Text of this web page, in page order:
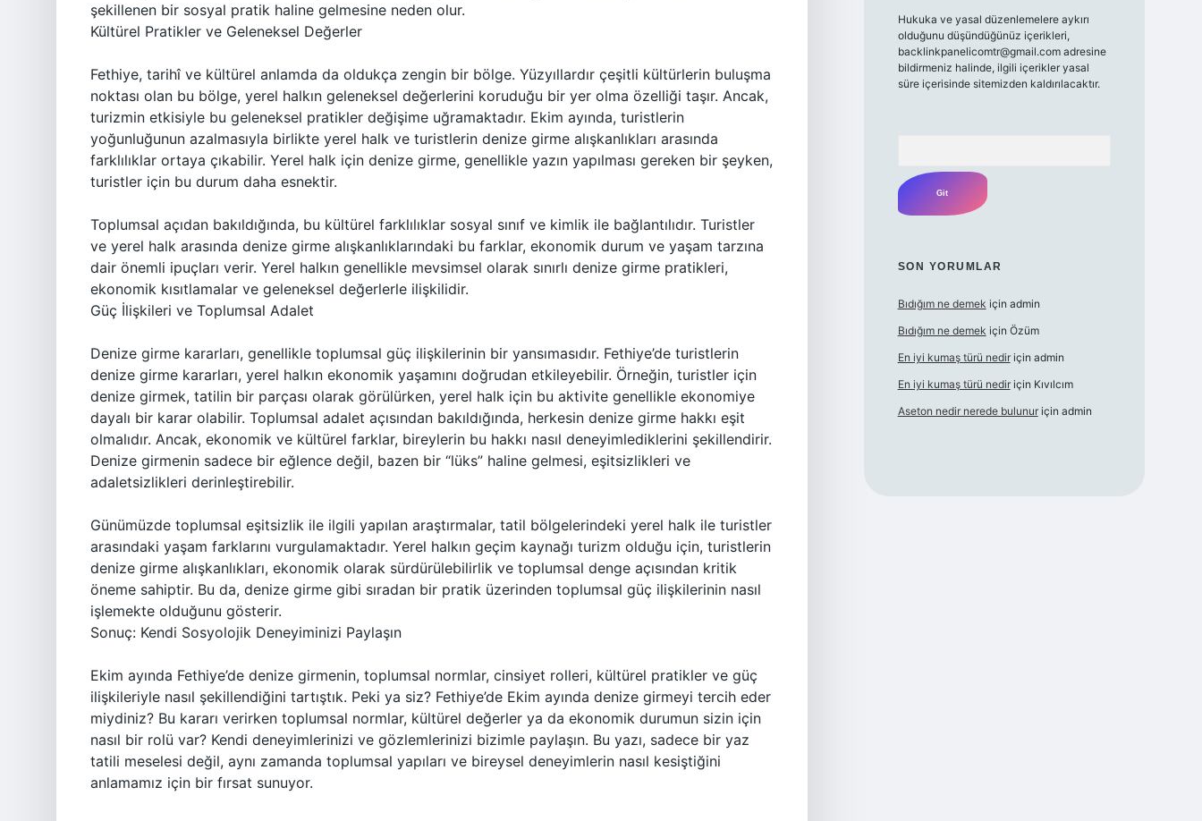
şekillenen bir sosyal pratik haline gelmesine neden olur.
Kültürel Pratikler ve Geleneksel Değerler
Fethiye, tarihî ve kültürel anlamda da oldukça zengin bir bölge. Yüzyıllardır çeşitli kültürlerin buluşma
noktası olan bu bölge, yerel halkın geleneksel değerlerini koruduğu bir yer olma özelliği taşır. Ancak,
turizmin etkisiyle bu geleneksel pratikler değişime uğramaktadır. Ekim ayında, turistlerin
yoğunluğunun azalmasıyla birlikte yerel halk ve turistlerin denize girme alışkanlıkları arasında
farklılıklar ortaya çıkabilir. Yerel halk için denize girme, genellikle yazın yapılması gereken bir şeyken,
turistler için bu durum daha esnektir.
Toplumsal açıdan bakıldığında, bu kültürel farklılıklar sosyal sınıf ve kimlik ile bağlantılıdır. Turistler
ve yerel halk arasında denize girme alışkanlıklarındaki bu farklar, ekonomik durum ve yaşam tarzına
dair önemli ipuçları verir. Yerel halkın genellikle mevsimsel olarak sınırlı denize girme pratikleri,
ekonomik kısıtlamalar ve geleneksel değerlerle ilişkilidir.
Güç İlişkileri ve Toplumsal Adalet
Denize girme kararları, genellikle toplumsal güç ilişkilerinin bir yansımasıdır. Fethiye’de turistlerin
denize girme kararları, yerel halkın ekonomik yaşamını doğrudan etkileyebilir. Örneğin, turistler için
denize girmek, tatilin bir parçası olarak görülürken, yerel halk için bu aktivite genellikle ekonomiye
dayalı bir karar olabilir. Toplumsal adalet açısından bakıldığında, herkesin denize girme hakkı eşit
olmalıdır. Ancak, ekonomik ve kültürel farklar, bireylerin bu hakkı nasıl deneyimlediklerini şekillendirir.
Denize girmenin sadece bir eğlence değil, bazen bir “lüks” haline gelmesi, eşitsizlikleri ve
adaletsizlikleri derinleştirebilir.
Günümüzde toplumsal eşitsizlik ile ilgili yapılan araştırmalar, tatil bölgelerindeki yerel halk ile turistler
arasındaki yaşam farklarını vurgulamaktadır. Yerel halkın geçim kaynağı turizm olduğu için, turistlerin
denize girme alışkanlıkları, ekonomik olarak sürdürülebilirlik ve toplumsal denge açısından kritik
öneme sahiptir. Bu da, denize girme gibi sıradan bir pratik üzerinden toplumsal güç ilişkilerinin nasıl
işlemekte olduğunu gösterir.
Sonuç: Kendi Sosyolojik Deneyiminizi Paylaşın
Ekim ayında Fethiye’de denize girmenin, toplumsal normlar, cinsiyet rolleri, kültürel pratikler ve güç
ilişkileriyle nasıl şekillendiğini tartıştık. Peki ya siz? Fethiye’de Ekim ayında denize girmeyi tercih eder
miydiniz? Bu kararı verirken toplumsal normlar, kültürel değerler ya da ekonomik durumun sizin için
nasıl bir rolü var? Kendi deneyimlerinizi ve gözlemlerinizi bizimle paylaşın. Bu yazı, sadece bir yaz
tatili meselesi değil, aynı zamanda toplumsal yapıları ve bireysel deneyimlerin nasıl kesiştiğini
anlamamız için bir fırsat sunuyor.
Hukuka ve yasal düzenlemelere aykırı
olduğunu düşündüğünüz içerikleri,
backlinkpanelicomtr@gmail.comadresine
bildirmeniz halinde, ilgili içerikler yasal
süre içerisinde sitemizden kaldırılacaktır.
SON YORUMLAR
Bıdığım ne demek için admin
Bıdığım ne demek için Özüm
En iyi kumaş türü nediriçin admin
En iyi kumaş türü nediriçin Kıvılcım
Aseton nedir nerede bulunuriçin admin